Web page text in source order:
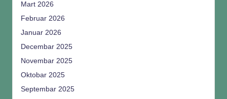
Mart 2026
Februar 2026
Januar 2026
Decembar 2025
Novembar 2025
Oktobar 2025
Septembar 2025